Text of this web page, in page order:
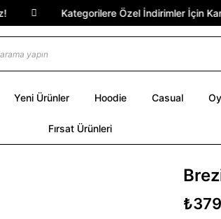
Kategorilere Özel İndirimler İçin
Yeni Ürünler Hoodie Casual
Fırsat Ürünleri